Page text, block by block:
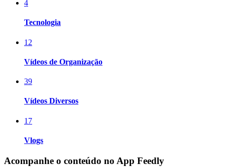
4
Tecnologia
12
Vídeos de Organização
39
Vídeos Diversos
17
Vlogs
Acompanhe o conteúdo no App Feedly